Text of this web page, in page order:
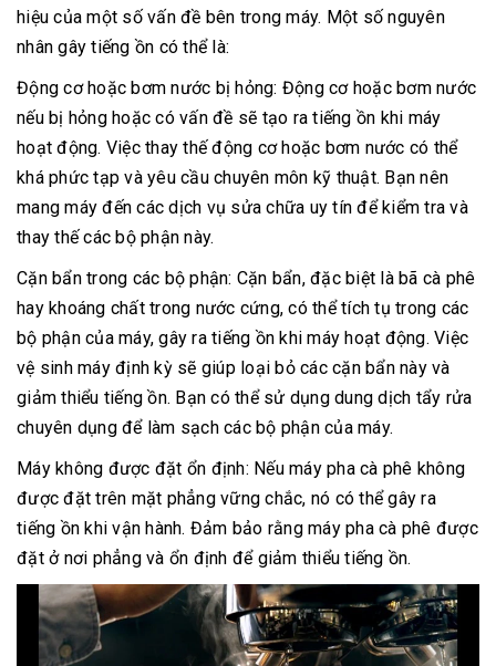
hiệu của một số vấn đề bên trong máy. Một số nguyên
nhân gây tiếng ồn có thể là:
Động cơ hoặc bơm nước bị hỏng: Động cơ hoặc bơm nước
nếu bị hỏng hoặc có vấn đề sẽ tạo ra tiếng ồn khi máy
hoạt động. Việc thay thế động cơ hoặc bơm nước có thể
khá phức tạp và yêu cầu chuyên môn kỹ thuật. Bạn nên
mang máy đến các dịch vụ sửa chữa uy tín để kiểm tra và
thay thế các bộ phận này.
Cặn bẩn trong các bộ phận: Cặn bẩn, đặc biệt là bã cà phê
hay khoáng chất trong nước cứng, có thể tích tụ trong các
bộ phận của máy, gây ra tiếng ồn khi máy hoạt động. Việc
vệ sinh máy định kỳ sẽ giúp loại bỏ các cặn bẩn này và
giảm thiểu tiếng ồn. Bạn có thể sử dụng dung dịch tẩy rửa
chuyên dụng để làm sạch các bộ phận của máy.
Máy không được đặt ổn định: Nếu máy pha cà phê không
được đặt trên mặt phẳng vững chắc, nó có thể gây ra
tiếng ồn khi vận hành. Đảm bảo rằng máy pha cà phê được
đặt ở nơi phẳng và ổn định để giảm thiểu tiếng ồn.